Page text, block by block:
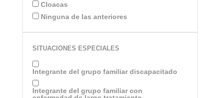
Cloacas
Ninguna de las anteriores
SITUACIONES ESPECIALES
Integrante del grupo familiar discapacitado
Integrante del grupo familiar con